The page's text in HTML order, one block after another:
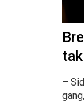
tak
–